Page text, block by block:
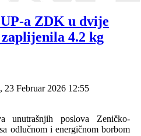
a ZDK u dvije
4.2 kg
23 Februar 2026 12:55
unutrašnjih poslova Zeničko-
odlučnom i energičnom borbom